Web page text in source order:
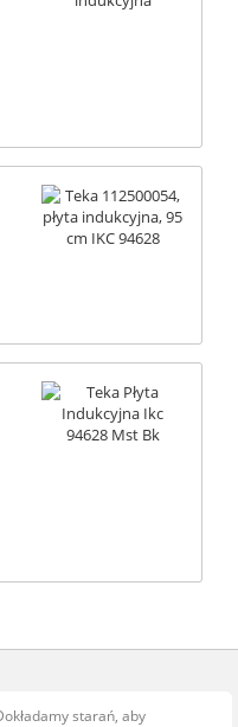
starań, aby